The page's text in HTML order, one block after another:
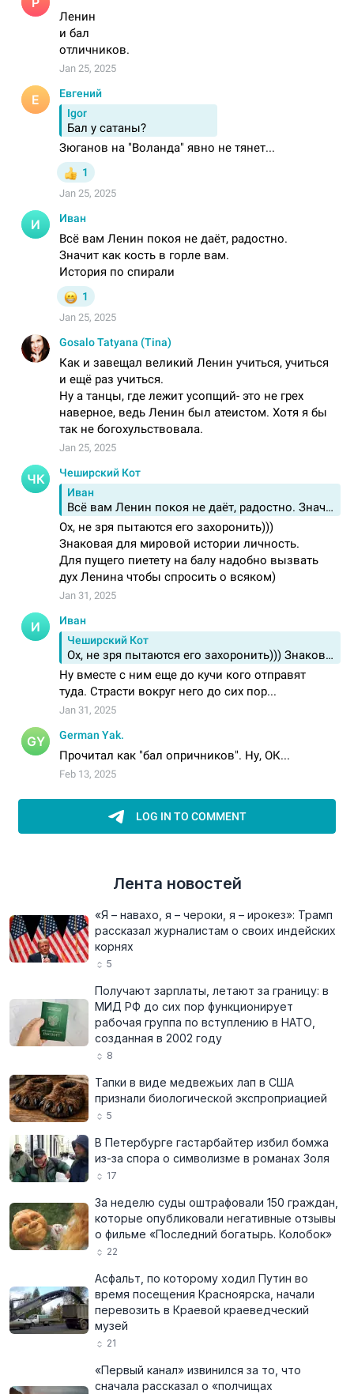
Лента новостей
«Я – навахо, я – чероки, я – ирокез»: Трамп
рассказал журналистам о своих индейских
корнях
5
Получают зарплаты, летают за границу: в
МИД РФ до сих пор функционирует
рабочая группа по вступлению в НАТО,
созданная в 2002 году
8
Тапки в виде медвежьих лап в США
признали биологической экспроприацией
5
В Петербурге гастарбайтер избил бомжа
из-за спора о символизме в романах Золя
17
За неделю суды оштрафовали 150 граждан,
которые опубликовали негативные отзывы
о фильме «Последний богатырь. Колобок»
22
Асфальт, по которому ходил Путин во
время посещения Красноярска, начали
перевозить в Краевой краеведческий
музей
21
«Первый канал» извинился за то, что
сначала рассказал о «полчищах